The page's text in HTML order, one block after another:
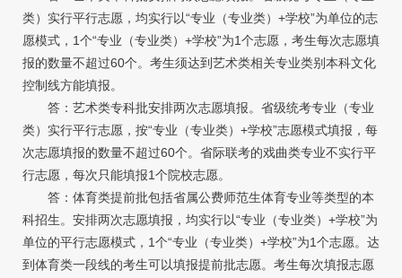
类）实行平行志愿，均实行以“专业（专业类）+学校”为单位的志
愿模式，1个“专业（专业类）+学校”为1个志愿，考生每次志愿填
报的数量不超过60个。考生须达到艺术类相关专业类别本科文化
控制线方能填报。
答：艺术类专科批安排两次志愿填报。省级统考专业（专业
类）实行平行志愿，按“专业（专业类）+学校”志愿模式填报，每
次志愿填报的数量不超过60个。省际联考的戏曲类专业不实行平
行志愿，每次只能填报1个院校志愿。
答：体育类提前批包括省属公费师范生体育专业等类型的本
科招生。安排两次志愿填报，均实行以“专业（专业类）+学校”为
单位的平行志愿模式，1个“专业（专业类）+学校”为1个志愿。达
到体育类一段线的考生可以填报提前批志愿。考生每次填报志愿